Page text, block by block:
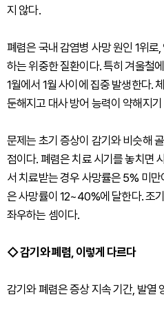
지 않다.
폐렴은 국내 감염병 사망 원인 1위
하는 위중한 질환이다. 특히 겨울철
1월에서 1월 사이에 집중 발생한다.
둔해지고 대사 방어 능력이 약해지
문제는 초기 증상이 감기와 비슷해
점이다. 폐렴은 치료 시기를 놓치면
서 치료받는 경우 사망률은 5% 미
은 사망률이 12~40%에 달한다. 조
좌우하는 셈이다.
◇ 감기와 폐렴, 이렇게 다르다
감기와 폐렴은 증상 지속 기간, 발열